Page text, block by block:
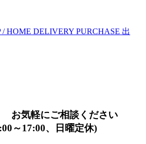
/ HOME DELIVERY PURCHASE 出
お気軽にご相談ください
～17:00、日曜定休)